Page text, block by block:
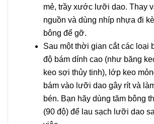
mẻ, trầy xước lưỡi dao. Thay
nguồn và dùng nhíp nhựa đi
bông để gỡ.
Sau một thời gian cắt các loại
độ bám dính cao (như băng
keo sợi thủy tinh), lớp keo
bám vào lưỡi dao gây rít và
bén. Bạn hãy dùng tăm bông
(90 độ) để lau sạch lưỡi dao